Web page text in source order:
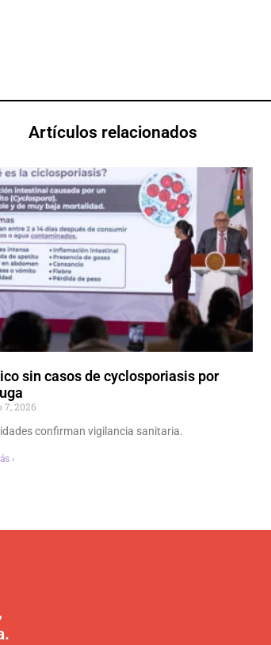
Artículos relacionados
sin casos de cyclosporiasis por
7, 2026
confirman vigilancia sanitaria.
›